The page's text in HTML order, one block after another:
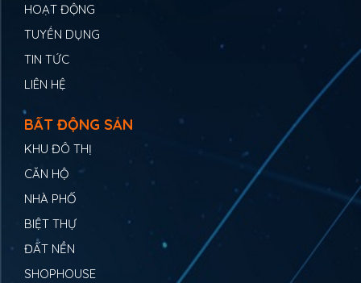
HOẠT ĐỘNG
TUYỂN DỤNG
TIN TỨC
LIÊN HỆ
BẤT ĐỘNG SẢN
KHU ĐÔ THỊ
CĂN HỘ
NHÀ PHỐ
BIỆT THỰ
ĐẤT NỀN
SHOPHOUSE